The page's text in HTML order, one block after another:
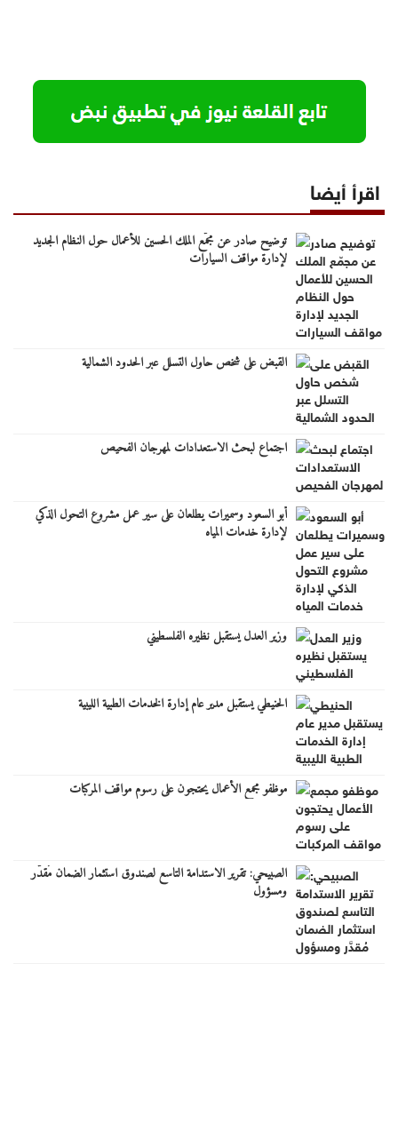
اقرأ أيضا
توضيح صادر عن مجمّع الملك الحسين للأعمال حول النظام الجديد
لإدارة مواقف السيارات
القبض على شخص حاول التسلل عبر الحدود الشمالية
اجتماع لبحث الاستعدادات لمهرجان الفحيص
أبو السعود وسميرات يطلعان على سير عمل مشروع التحول الذكي
لإدارة خدمات المياه
وزير العدل يستقبل نظيره الفلسطيني
الحنيطي يستقبل مدير عام إدارة الخدمات الطبية الليبية
موظفو مجمع الأعمال يحتجون على رسوم مواقف المركبات
الصبيحي: تقرير الاستدامة التاسع لصندوق استثمار الضمان مُقدَّر
ومسؤول